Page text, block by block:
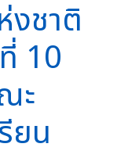
งชาติ
10
ะ
ยน